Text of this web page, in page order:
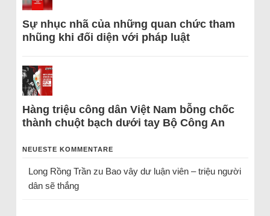
Sự nhục nhã của những quan chức tham
nhũng khi đối diện với pháp luật
Hàng triệu công dân Việt Nam bỗng chốc
thành chuột bạch dưới tay Bộ Công An
NEUESTE KOMMENTARE
Long Rồng Trầnzu Bao vây dư luận viên – triệu người
dân sẽ thắng